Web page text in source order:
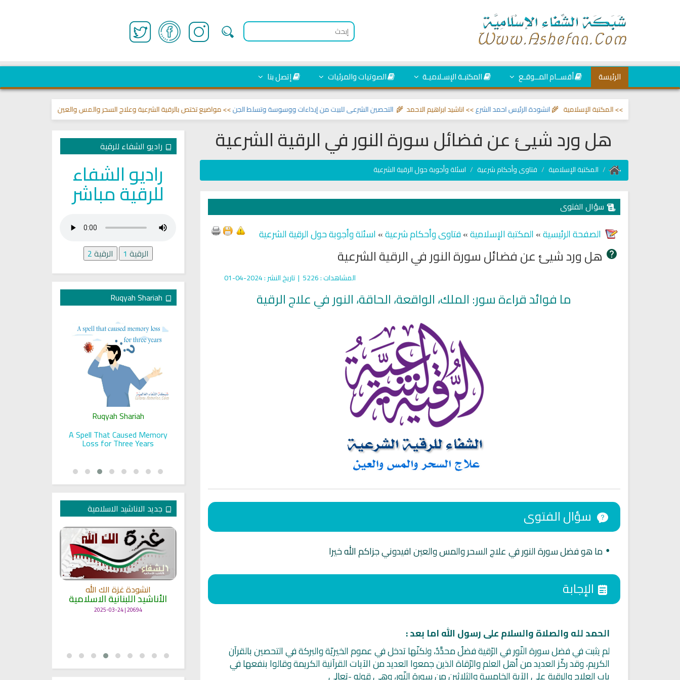
الرئيسة أقســام المــوقـع المكتبـة الإسـلاميـة الصوتيات والمرئيات إتصل بنا
قناة وشفاء لما في التحصين الشرعي للبيت من إيذاءات ووسوسة وتسلط الجن>> مواضيع تختص بالرقية الشرعية وعلاج السحر والمس والعين 🌾 انشودة الرئيس احمد الشرع>> اناشيد ابراهيم الاحمد 🌾 >> المكتبة الإسلامية 🌾
هل ورد شيئ عن فضائل سورة النور في الرقية الشرعية
المكتبة الإسلامية فتاوى وأحكام شرعية اسئلة وأجوبة حول الرقية الشرعية
سؤال الفتوى
الصفحة الرئيسية»المكتبة الإسلامية»فتاوى وأحكام شرعية»اسئلة وأجوبة حول الرقية الشرعية
هل ورد شيئ عن فضائل سورة النور في الرقية الشرعية
المشاهدات: 5226 | تاريخ النشر: 2024-04-01
ما فوائد قراءة سور: الملك، الواقعة، الحاقة، النور في علاج الرقية
• ما هو فضل سورة النور في علاج السحر والمس والعين افيدوني جزاكم الله خيرا
الحمد لله والصلاة والسلام على رسول الله اما بعد :
لم يثبت في فضل سورة النّور في الرّقية فضلٌ محدَّدٌ، ولكنّها تدخل في عموم الخيريّة والبركة في التحصين بالقرآن
الكريم، وقد ركّز العديد من أهل العلم والرّقاة الذين جمعوا العديد من الآيات القرآنية الكريمة وقالوا بنفعها في
باب العلاج والرقية على الآية الخامسة والثلاثين من سورة النّور، وهي قوله -تعالى
راديو الشفاء للرقية
راديو الشفاء
للرقية مباشر
الرقية 1 الرقية2
Ruqyah Shariah
Ruqyah Shariah Full Mishary
Rashid Al Afasy Mp3 الرقية
Ruqyah Shariah
Sihir Jin Yahudi pada Seorang
Wanita
Ruqyah Shariah
A Spell That Caused Memory
Loss for Three Years
جديد الاناشيد الاسلامية
15294 | 2025-11-03
انشودة مشاعل الشمال أناشيد غزة
انشودة غزة الك الله
الأناشيد اللبنانية الاسلامية
20694 | 2025-03-24